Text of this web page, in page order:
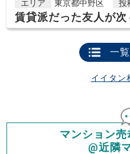
エリア
東京都中野区 投
賃貸派だった友人が
一
イイタン
マンション売
@近隣